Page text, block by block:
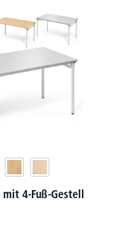
4-Fuß-Gestell